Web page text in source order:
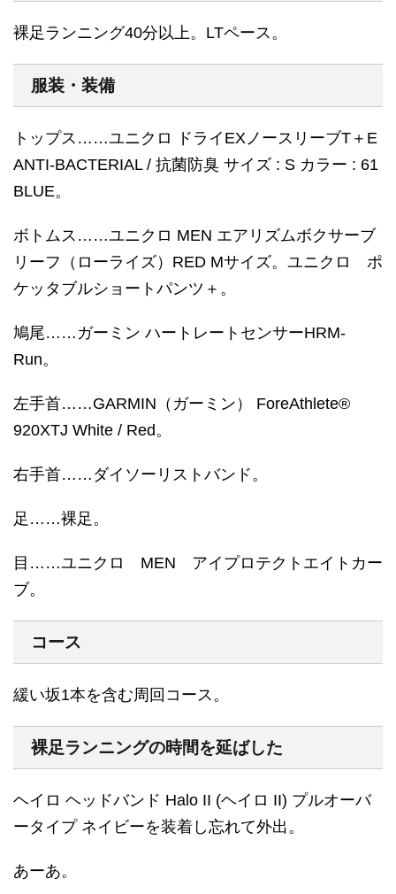
裸足ランニング40分以上。LTペース。
服装・装備
トップス……ユニクロ ドライEXノースリーブT＋E
ANTI-BACTERIAL / 抗菌防臭 サイズ : S カラー : 61
BLUE。
ボトムス……ユニクロ MEN エアリズムボクサーブ
リーフ（ローライズ）RED Mサイズ。ユニクロ ポ
ケッタブルショートパンツ＋。
鳩尾……ガーミン ハートレートセンサーHRM-
Run。
左手首……GARMIN（ガーミン） ForeAthlete®
920XTJ White / Red。
右手首……ダイソーリストバンド。
足……裸足。
目……ユニクロ MEN アイプロテクトエイトカー
ブ。
コース
緩い坂1本を含む周回コース。
裸足ランニングの時間を延ばした
ヘイロ ヘッドバンド Halo II (ヘイロ II) プルオーバ
ータイプ ネイビーを装着し忘れて外出。
あーあ。